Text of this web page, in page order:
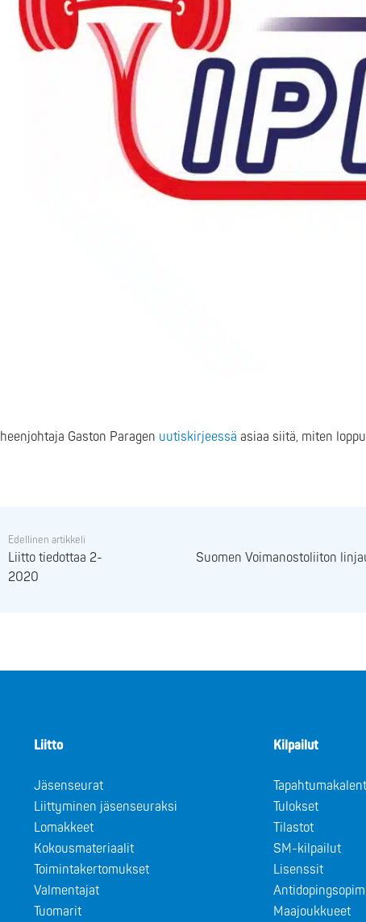
Gaston Paragen uutiskirjeessä asiaa siitä, miten
Edellinen artikkeli
Liitto tiedottaa 2-
2020
Suomen Voimanostoliiton
Liitto
Jäsenseurat
Liittyminen jäsenseuraksi
Lomakkeet
Kokousmateriaalit
Toimintakertomukset
Valmentajat
Tuomarit
Kilpailut
Tulokset
Tilastot
SM-kilpailut
Lisenssit
Maajoukkueet